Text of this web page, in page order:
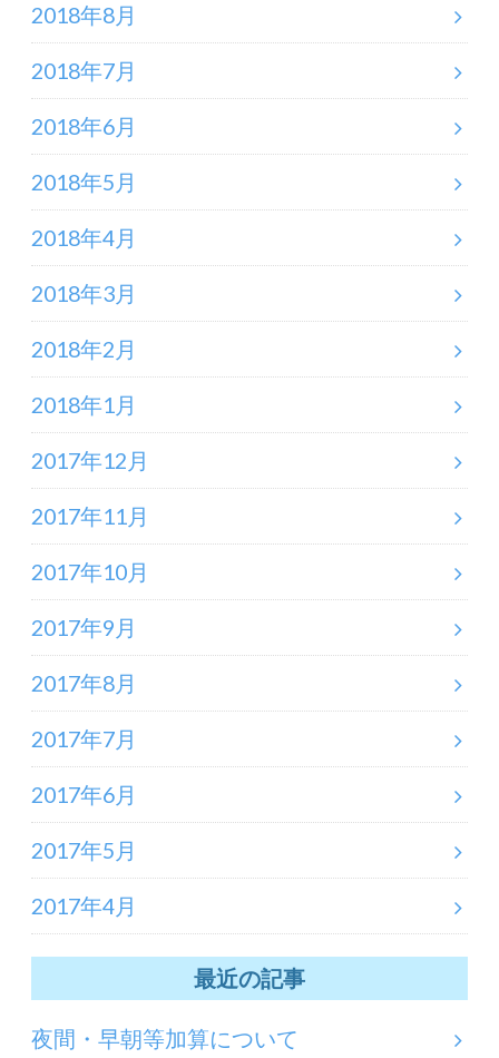
2018年8月
2018年7月
2018年6月
2018年5月
2018年4月
2018年3月
2018年2月
2018年1月
2017年12月
2017年11月
2017年10月
2017年9月
2017年8月
2017年7月
2017年6月
2017年5月
2017年4月
最近の記事
夜間・早朝等加算について